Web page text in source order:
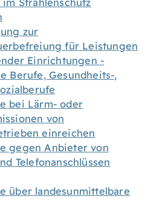
im Strahlenschutz
zur
für Leistungen
Einrichtungen -
Berufe, Gesundheits-,
bei Lärm- oder
von
einreichen
gegen Anbieter von
Telefonanschlüssen
über landesunmittelbare